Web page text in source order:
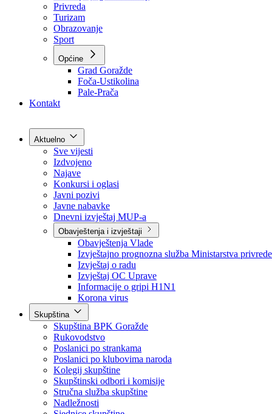
O kantonu
Simboli kantona (Grb, zastava)
Historija (digitalni muzej)
Privreda
Turizam
Obrazovanje
Sport
Općine
Kontakt
Aktuelno
Sve vijesti
Izdvojeno
Najave
Konkursi i oglasi
Javni pozivi
Javne nabavke
Dnevni izvještaj MUP-a
Obavještenja i izvještaji
Obavještenja Vlade
Izvještajno prognozna služba Ministarstva privrede
Izvještaj o radu
Izvještaj OC Uprave
Informacije o gripi H1N1
Korona virus
Skupština
Skupština BPK Goražde
Rukovodstvo
Poslanici po strankama
Poslanici po klubovima naroda
Kolegij skupštine